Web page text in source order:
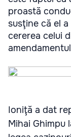
proastă
susţine că el
cererea celui
Ioniţă a dat
Mihai Ghimpu